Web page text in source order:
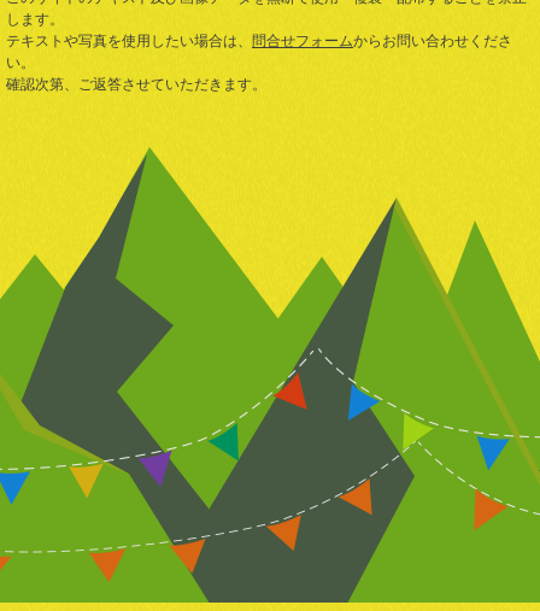
します。
テキストや写真を使用したい場合は、 問合せフォームからお問い合わせくださ
い。
確認次第、ご返答させていただきます。